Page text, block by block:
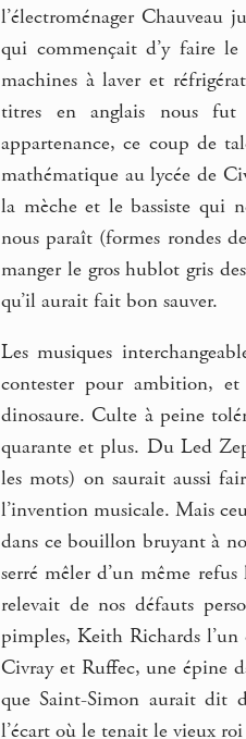
l’électroménager Chauveau
qui commençait d’y faire le
machines à laver et
titres en anglais nous fut
appartenance, ce coup de
mathématique au lycée de
la mèche et le bassiste qui
nous paraît (formes rondes
manger le gros hublot gris
qu’il aurait fait bon sauver.
Les musiques
contester pour ambition, et
dinosaure. Culte à peine
quarante et plus. Du Led
les mots) on saurait aussi
l’invention musicale. Mais
dans ce bouillon bruyant à
serré mêler d’un même
relevait de nos défauts
pimples, Keith Richards
Civray et Ruffec, une épine
que Saint-Simon aurait dit
l’écart où le tenait le vieux